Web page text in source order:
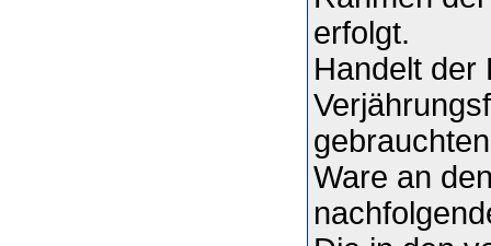
erfolgt.
Handelt der
Ware an